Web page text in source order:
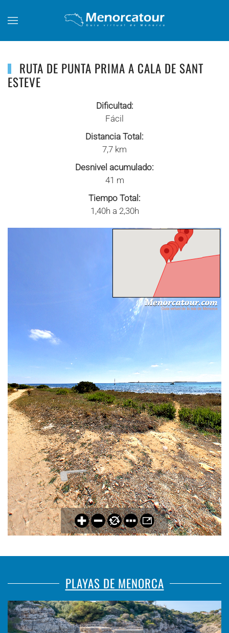
Skip to main content
RUTA DE PUNTA PRIMA A CALA DE SANT
ESTEVE
Dificultad:
Fácil
Distancia Total:
7,7 km
Desnivel acumulado:
41 m
Tiempo Total:
1,40h a 2,30h
PLAYAS DE MENORCA